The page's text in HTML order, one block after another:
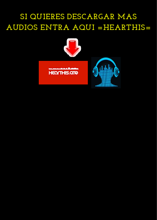
SI QUIERES DESCARGAR MAS
AUDIOS ENTRA AQUI =HEARTHIS=